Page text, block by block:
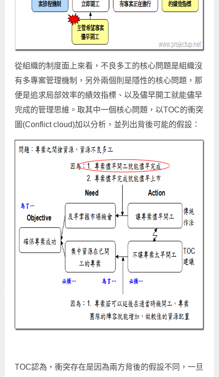
從組織的制度面上來看，不良多工的核心問題是組織沒
有多專案管理機制，另外兩個則是隱性的核心問題，那
便是追求局部效率的績效指標、以及儘早開工就能儘早
完成的管理思維。取其中一個核心問題，以TOC的衝突
圖(Conflict cloud)加以分析，並列出背後可能的假設：
TOC認為，衝突存在是因為兩方背後的假設不同，一旦